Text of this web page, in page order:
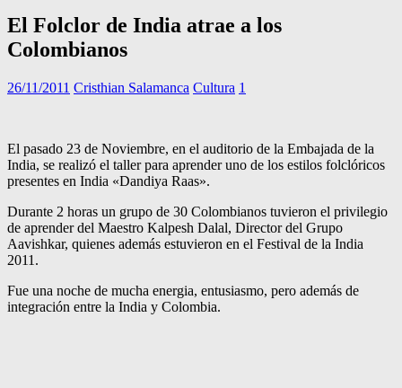
El Folclor de India atrae a los
Colombianos
26/11/2011 Cristhian Salamanca Cultura 1
El pasado 23 de Noviembre, en el auditorio de la Embajada de la
India, se realizó el taller para aprender uno de los estilos folclóricos
presentes en India «Dandiya Raas».
Durante 2 horas un grupo de 30 Colombianos tuvieron el privilegio
de aprender del Maestro Kalpesh Dalal, Director del Grupo
Aavishkar, quienes además estuvieron en el Festival de la India
2011.
Fue una noche de mucha energia, entusiasmo, pero además de
integración entre la India y Colombia.